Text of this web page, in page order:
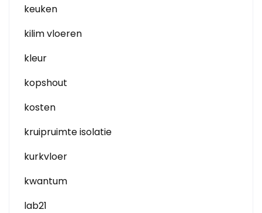
keuken
kilim vloeren
kleur
kopshout
kosten
kruipruimte isolatie
kurkvloer
kwantum
lab21